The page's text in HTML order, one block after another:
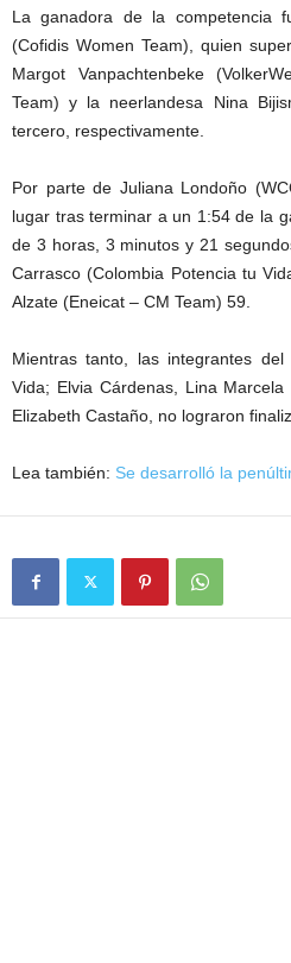
La ganadora de la competencia
(Cofidis Women Team), quien
Margot Vanpachtenbeke
Team) y la neerlandesa Nina
tercero, respectivamente.
Por parte de Juliana Londoño
lugar tras terminar a un 1:54 de la
de 3 horas, 3 minutos y 21
Carrasco (Colombia Potencia tu
Alzate (Eneicat – CM Team) 59.
Mientras tanto, las integrantes
Vida; Elvia Cárdenas, Lina
Elizabeth Castaño, no lograron
Lea también: Se desarrolló la